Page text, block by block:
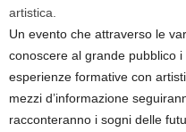
artistica.
Un evento che attraverso le
conoscere al grande pubblico
esperienze formative con
mezzi d’informazione
racconteranno i sogni delle